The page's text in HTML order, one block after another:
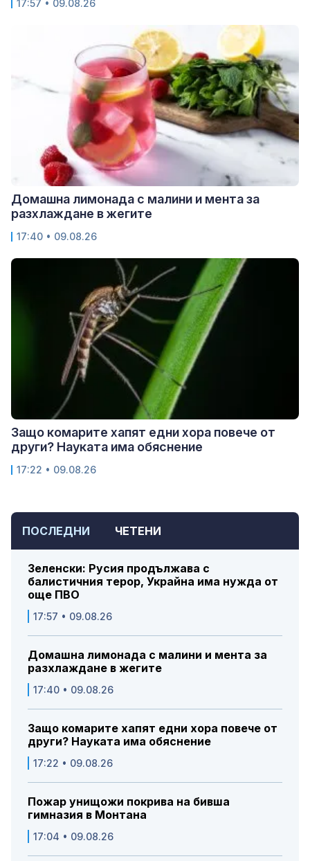
ПОСЛЕДНИ ЧЕТЕНИ
Зеленски: Русия продължава с
балистичния терор, Украйна има нужда от
още ПВО
17:57 • 09.08.26
Домашна лимонада с малини и мента за
разхлаждане в жегите
17:40 • 09.08.26
Защо комарите хапят едни хора повече от
други? Науката има обяснение
17:22 • 09.08.26
Пожар унищожи покрива на бивша
гимназия в Монтана
17:04 • 09.08.26
17:57 • 09.08.26
Домашна лимонада с малини и мента за
разхлаждане в жегите
17:40 • 09.08.26
Защо комарите хапят едни хора повече от
други? Науката има обяснение
17:22 • 09.08.26